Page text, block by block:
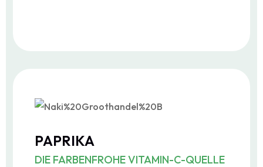
PAPRIKA
DIE FARBENFROHE VITAMIN-C-QUELLE